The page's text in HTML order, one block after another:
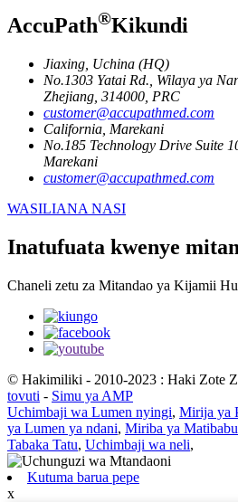
AccuPath®Kikundi
Jiaxing, Uchina (HQ)
No.1303 Yatai Rd., Wilaya ya
Zhejiang, 314000, PRC
customer@accupathmed.com
California, Marekani
No.185 Technology Drive Suite
Marekani
customer@accupathmed.com
WASILIANA NASI
Inatufuata kwenye
Chaneli zetu za Mitandao ya Kijamii
© Hakimiliki - 2010-2023 : Haki Zote
tovuti - Simu ya AMP
Uchimbaji wa Lumen nyingi, Mirija ya
ya Lumen ya ndani, Miriba ya
Tabaka Tatu, Uchimbaji wa neli,
Kutuma barua pepe
x